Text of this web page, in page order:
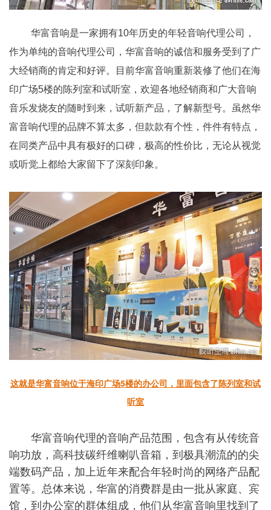
华富音响是一家拥有10年历史的年轻音响代理公司，
作为单纯的音响代理公司，华富音响的诚信和服务受到了广
大经销商的肯定和好评。目前华富音响重新装修了他们在海
印广场5楼的陈列室和试听室，欢迎各地经销商和广大音响
音乐发烧友的随时到来， 试听新产品， 了解新型号。
虽然华
富音响代理的品牌不算太多，但款款有个性，件件有特点，
在同类产品中具有极好的口碑， 极高的性价比， 无论从视觉
或听觉上都给大家留下了深刻印象。
这就是华富音响位于海印广场5楼的办公司，里面包含了陈列室和试
听室
华富音响代理的音响产品范围，包含有从传统音
响功放，高科技碳纤维喇叭音箱，到极具潮流的的尖
端数码产品，加上近年来配合年轻时尚的网络产品配
置等。总体来说，华富的消费群是由一批从家庭、宾
馆，到办公室的群体组成，他们从华富音响里找到了